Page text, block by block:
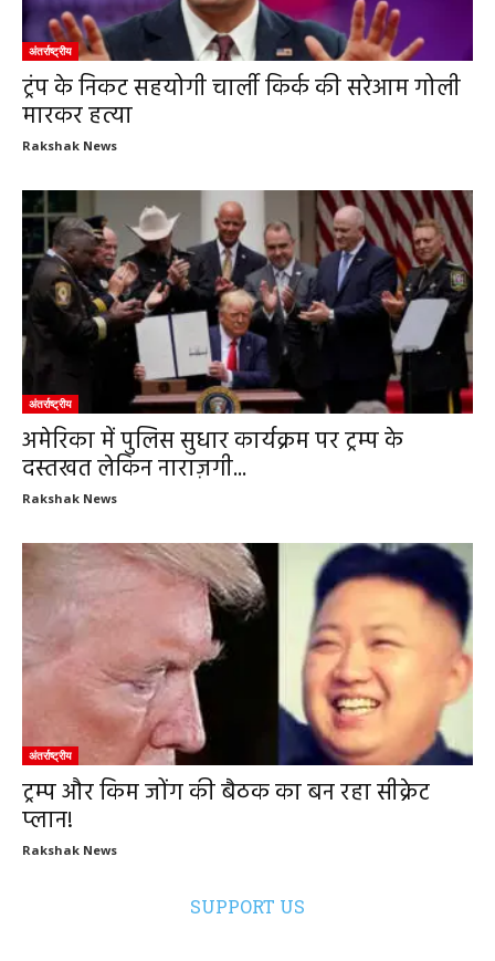
अंतर्राष्ट्रीय
ट्रंप के निकट सहयोगी चार्ली किर्क की सरेआम गोली
मारकर हत्या
Rakshak News
अंतर्राष्ट्रीय
अमेरिका में पुलिस सुधार कार्यक्रम पर ट्रम्प के
दस्तखत लेकिन नाराज़गी...
Rakshak News
अंतर्राष्ट्रीय
ट्रम्प और किम जोंग की बैठक का बन रहा सीक्रेट
प्लान!
Rakshak News
SUPPORT US